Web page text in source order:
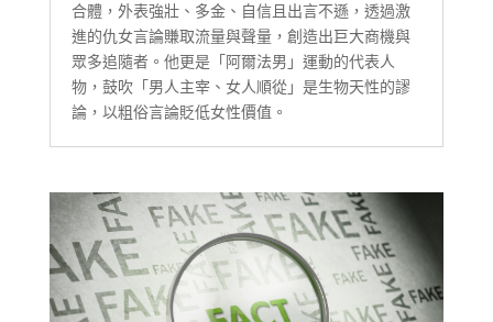
合體，外表強壯、多金、自信且出言不遜，透過激
進的仇女言論賺取流量與聲量，創造出巨大商機與
眾多追隨者。他更是「阿爾法男」運動的代表人
物，鼓吹「男人主宰、女人順從」是生物天性的謬
論，以粗俗言論貶低女性價值。